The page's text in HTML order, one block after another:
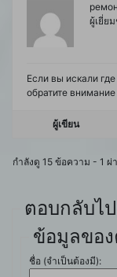
ผู้เยี่ย
Если вы искали
обратите внимание
ผู้เขียน
กำลังดู 15 ข้อความ - 1
ตอบกลับไ
ข้อมูลขอ
ชื่อ (จำเป็นต้องมี):